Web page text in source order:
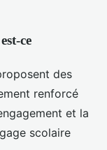
ce
des
renforcé
et la
scolaire